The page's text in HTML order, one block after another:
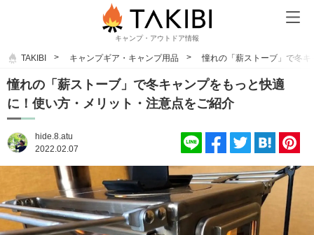
キャンプ・アウトドア情報
TAKIBI キャンプギア・キャンプ用品 憧れの「薪ストーブ」で冬
憧れの「薪ストーブ」で冬キャンプをもっと快適
に！使い方・メリット・注意点をご紹介
hide.8.atu
2022.02.07